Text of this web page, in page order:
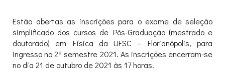
Estão abertas as inscrições para o exame de seleção
simplificado dos cursos de Pós-Graduação (mestrado e
doutorado) em Física da UFSC – Florianópolis, para
ingresso no 2º semestre 2021. As inscrições encerram-se
no dia 21 de outubro de 2021 às 17 horas.